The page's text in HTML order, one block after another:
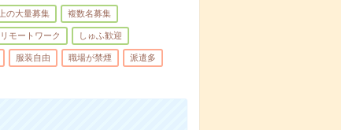
の大量募集 複数名募集
モートワーク しゅふ歓迎
服装自由 職場が禁煙 派遣多